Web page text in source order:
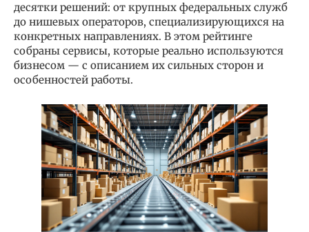
десятки решений: от крупных федеральных служб
до нишевых операторов, специализирующихся на
конкретных направлениях. В этом рейтинге
собраны сервисы, которые реально используются
бизнесом — с описанием их сильных сторон и
особенностей работы.